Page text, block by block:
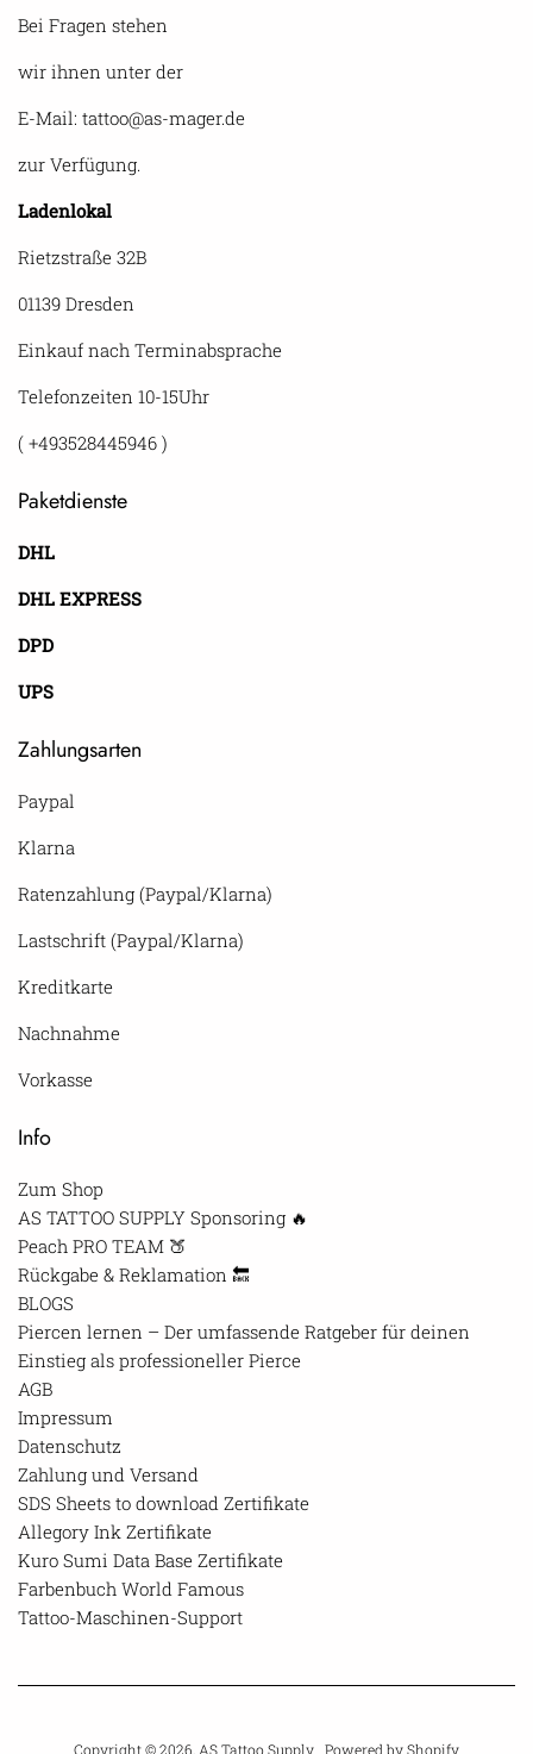
Bei Fragen stehen
wir ihnen unter der
E-Mail: tattoo@as-mager.de
zur Verfügung.
Ladenlokal
Rietzstraße 32B
01139 Dresden
Einkauf nach Terminabsprache
Telefonzeiten 10-15Uhr
( +493528445946 )
Paketdienste
DHL
DHL EXPRESS
DPD
UPS
Zahlungsarten
Paypal
Klarna
Ratenzahlung (Paypal/Klarna)
Lastschrift (Paypal/Klarna)
Kreditkarte
Nachnahme
Vorkasse
Info
Zum Shop
AS TATTOO SUPPLY Sponsoring 🔥
Peach PRO TEAM 🍑
Rückgabe & Reklamation 🔙
BLOGS
Piercen lernen – Der umfassende Ratgeber für deinen
Einstieg als professioneller Pierce
AGB
Impressum
Datenschutz
Zahlung und Versand
SDS Sheets to download Zertifikate
Allegory Ink Zertifikate
Kuro Sumi Data Base Zertifikate
Farbenbuch World Famous
Tattoo-Maschinen-Support
Copyright © 2026, AS Tattoo Supply . Powered by Shopify